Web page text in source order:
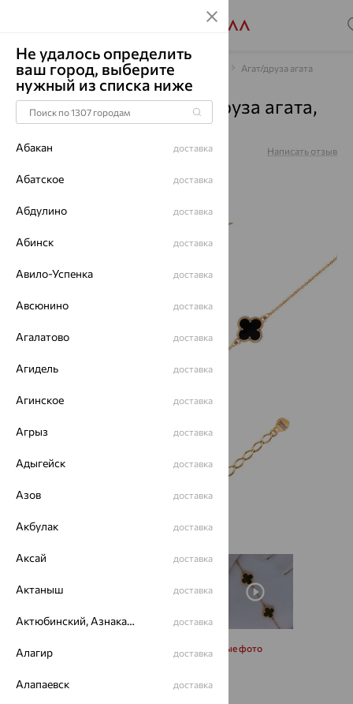
Главная Каталог Браслеты декоративные Агат/друза агата
Браслет, золото, агат/друза агата,
08-1-178-0900-010
Артикул: Написать отзыв
Запросить дополнительные фото
Размеры:
Не удалось определить
ваш город, выберите
нужный из списка ниже
Абакан доставка
Абатское доставка
Абдулино доставка
Абинск доставка
Авило-Успенка доставка
Авсюнино доставка
Агалатово доставка
Агидель доставка
Агинское доставка
Агрыз доставка
Адыгейск доставка
Азов доставка
Акбулак доставка
Аксай доставка
Актаныш доставка
Актюбинский, Азнакаевский район доставка
Алагир доставка
Алапаевск доставка